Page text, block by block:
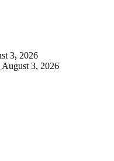
3, 2026
August 3, 2026